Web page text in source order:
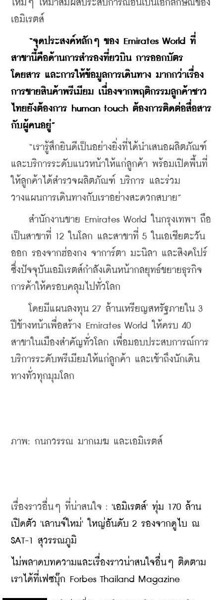
ใหม่ๆ ให้มาสัมผัสประสบการณ์อันเป็นเอกลักษณ์ของ
เอมิเรตส์
“จุดประสงค์หลักๆ ของ Emirates World ที่
สาขานี้คือด้านการสำรองที่ยวบิน การออกบัตร
โดยสาร และการให้ข้อมูลการเดินทาง มากกว่าเรื่อง
การขายสินค้าพรีเมียม เนื่องจากพฤติกรรมลูกค้าชาว
ไทยยังต้องการ human touch ต้องการติดต่อสื่อสาร
กับผู้คนอยู่”
“เรารู้สึกยินดีเป็นอย่างยิ่งที่ได้นำเสนอผลิตภัณฑ์
และบริการระดับแนวหน้าให้แก่ลูกค้า พร้อมเปิดพื้นที่
ให้ลูกค้าได้สำรวจผลิตภัณฑ์ บริการ และร่วม
วางแผนการเดินทางกับเราอย่างสะดวกสบาย”
สำนักงานขาย Emirates World ในกรุงเทพฯ ถือ
เป็นสาขาที่ 12 ในโลก และสาขาที่ 5 ในเอเชียตะวัน
ออก รองจากฮ่องกง จาการ์ตา มะนิลา และสิงคโปร์
ซึ่งปัจจุบันเอมิเรตส์กำลังเดินหน้ากลยุทธ์ขยายธุรกิจ
การค้าให้ครอบคลุมไปทั่วโลก
โดยมีแผนลงทุน 27 ล้านเหรียญสหรัฐภายใน 3
ปีข้างหน้าเพื่อสร้าง Emirates World ให้ครบ 40
สาขาในเมืองสำคัญทั่วโลก เพื่อมอบประสบการณ์การ
บริการระดับพรีเมียมให้แก่ลูกค้า และเข้าถึงนักเดิน
ทางทั่วทุกมุมโลก
ภาพ: กนกวรรณ มากเมฆ และเอมิเรตส์
เรื่องราวอื่นๆ ที่น่าสนใจ : 'เอมิเรตส์' ทุ่ม 170 ล้าน
เปิดตัว 'เลานจ์ใหม่' ใหญ่อันดับ 2 รองจากดูไบ ณ
SAT-1 สุวรรณภูมิ
​ไม่พลาดบทความและเรื่องราวน่าสนใจอื่นๆ ติดตาม
เราได้ที่เฟซบุ๊ก Forbes Thailand Magazine